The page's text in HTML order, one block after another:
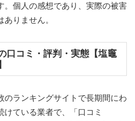
。個人の感想であり、実際の被害
りません。
口コミ・評判・実態【塩竈
のランキングサイトで長期間にわ
けている業者で、「口コミ